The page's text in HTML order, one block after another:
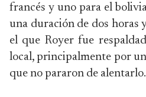
francés y uno para el
una duración de dos horas
el que Royer fue
local, principalmente por
que no pararon de alentarlo.